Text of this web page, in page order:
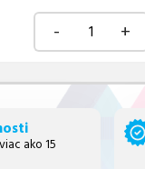
- +
ako 15